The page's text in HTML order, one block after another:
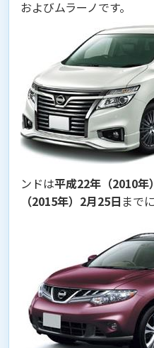
およびムラーノです。
ンドは平成22年（2010
（2015年）2月25日 まで